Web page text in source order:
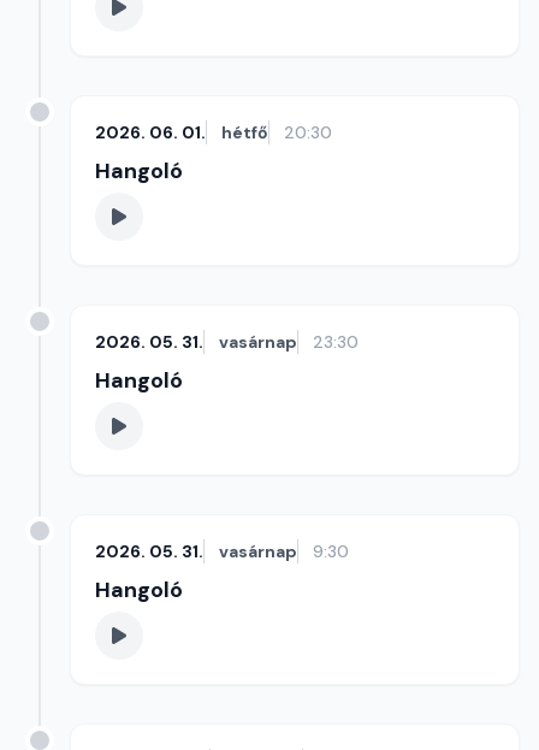
2026. 06. 01. hétfő 20:30
Hangoló
2026. 05. 31. vasárnap 23:30
Hangoló
2026. 05. 31. vasárnap 9:30
Hangoló